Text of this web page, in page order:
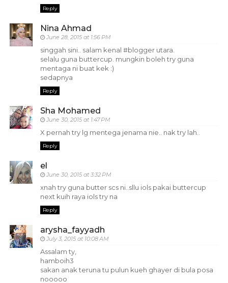
Reply
Nina Ahmad
June 28, 2015 at 1:56 PM
singgah sini.. salam kenal #blogger utara.
selalu guna buttercup. mungkin boleh try guna
mentaga ni buat kek :)
sedapnya
Reply
Sha Mohamed
June 30, 2015 at 1:47 PM
X pernah try lg mentega jenama nie.. nak try lah..
Reply
el
June 30, 2015 at 3:32 PM
xnah try guna butter scs ni..sllu iols pakai buttercup
next kuih raya iols try na
Reply
arysha_fayyadh
July 3, 2015 at 10:08 AM
Assalam ty,
hamboih3
sakan anak teruna tu pulun kueh ghayer di bula posa
nooooo